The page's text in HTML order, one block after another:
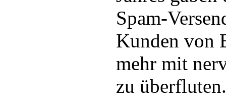
Spam-
Kunden von
mehr mit
zu überfluten.